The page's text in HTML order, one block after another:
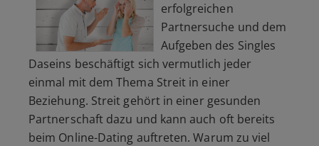
erfolgreichen
Partnersuche und dem
Aufgeben des Singles
Daseins beschäftigt sich vermutlich jeder
einmal mit dem Thema Streit in einer
Beziehung. Streit gehört in einer gesunden
Partnerschaft dazu und kann auch oft bereits
beim Online-Dating auftreten. Warum zu viel